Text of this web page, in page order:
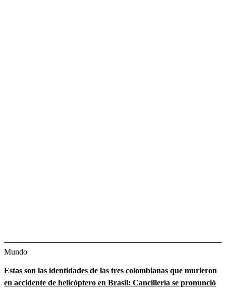
Mundo
Estas son las identidades de las tres colombianas que murieron
en accidente de helicóptero en Brasil: Cancillería se pronunció